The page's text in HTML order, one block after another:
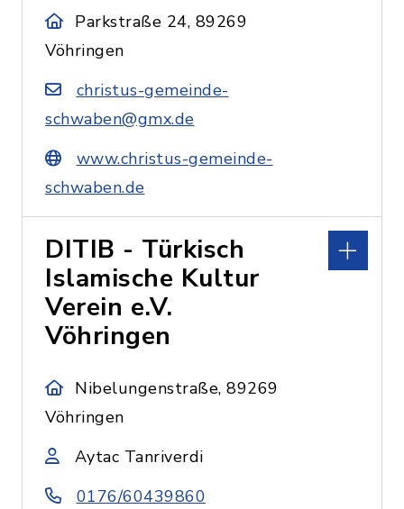
Parkstraße 24, 89269
Vöhringen
christus-gemeinde-
schwaben@gmx.de
www.christus-gemeinde-
schwaben.de
DITIB - Türkisch
Islamische Kultur
Verein e.V.
Vöhringen
Nibelungenstraße, 89269
Vöhringen
Aytac Tanriverdi
0176/60439860